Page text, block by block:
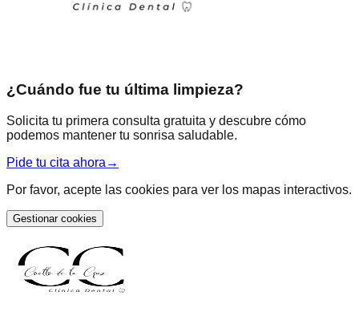
¿Cuándo fue tu última limpieza?
Solicita tu primera consulta gratuita y descubre cómo
podemos mantener tu sonrisa saludable.
Pide tu cita ahora →
Por favor, acepte las cookies para ver los mapas interactivos.
Gestionar cookies